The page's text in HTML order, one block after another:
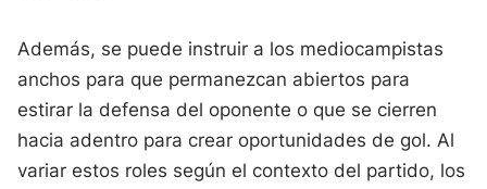
Además, se puede instruir a los mediocampistas
anchos para que permanezcan abiertos para
estirar la defensa del oponente o que se cierren
hacia adentro para crear oportunidades de gol. Al
variar estos roles según el contexto del partido, los